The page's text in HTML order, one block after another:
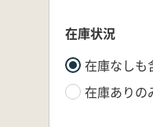
在庫状況
在庫なしも
在庫ありの